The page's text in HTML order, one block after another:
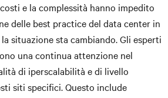
e la complessità hanno impedito
delle best practice del data center in
situazione sta cambiando. Gli esperti
una continua attenzione nel
di iperscalabilità e di livello
siti specifici. Questo include